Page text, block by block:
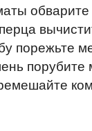
обварите
порежьте
порубите